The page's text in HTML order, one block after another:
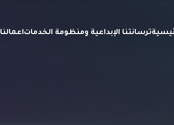
ترسانتنا الإبداعية ومنظومة الخدماتاعمالنا